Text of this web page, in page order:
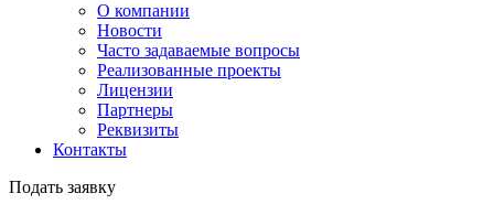
О компании
Новости
Часто задаваемые вопросы
Реализованные проекты
Лицензии
Партнеры
Реквизиты
Контакты
Подать заявку